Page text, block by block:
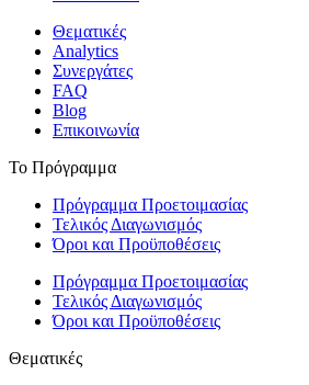
Θεματικές
Analytics
Συνεργάτες
FAQ
Blog
Επικοινωνία
Το Πρόγραμμα
Πρόγραμμα Προετοιμασίας
Τελικός Διαγωνισμός
Όροι και Προϋποθέσεις
Πρόγραμμα Προετοιμασίας
Τελικός Διαγωνισμός
Όροι και Προϋποθέσεις
Θεματικές